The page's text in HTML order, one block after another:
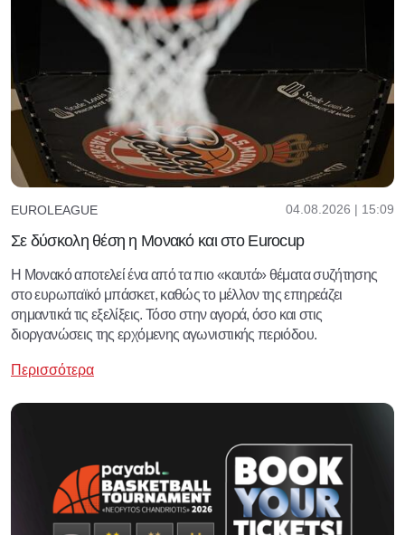
EUROLEAGUE 04.08.2026 | 15:09
Σε δύσκολη θέση η Μονακό και στο Eurocup
Η Μονακό αποτελεί ένα από τα πιο «καυτά» θέματα συζήτησης
στο ευρωπαϊκό μπάσκετ, καθώς το μέλλον της επηρεάζει
σημαντικά τις εξελίξεις. Τόσο στην αγορά, όσο και στις
διοργανώσεις της ερχόμενης αγωνιστικής περιόδου.
Περισσότερα